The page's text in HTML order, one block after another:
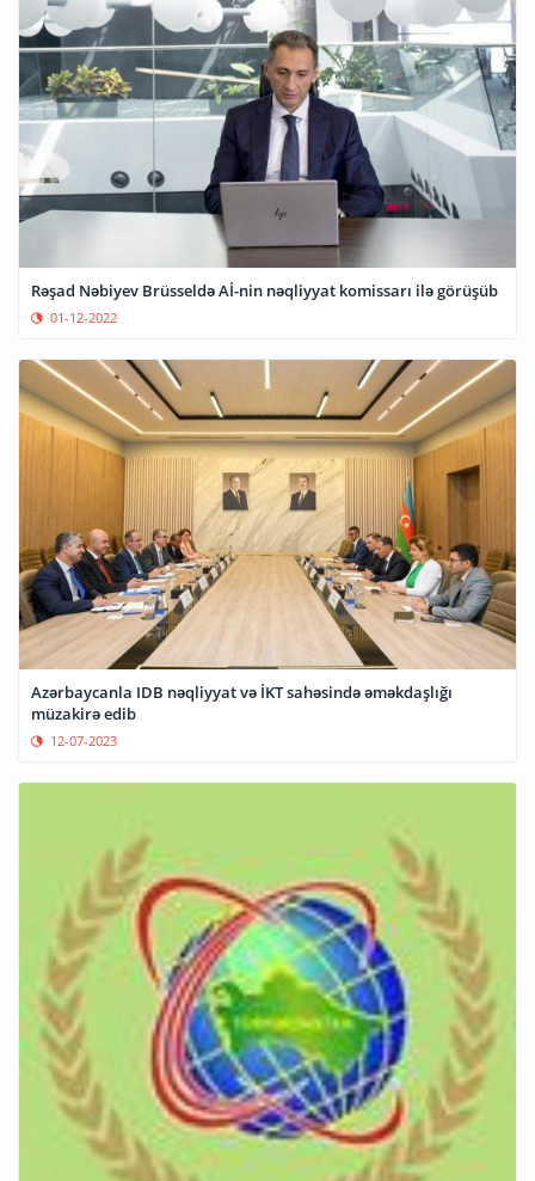
Rəşad Nəbiyev Brüsseldə Aİ-nin nəqliyyat komissarı ilə görüşüb
01-12-2022
Azərbaycanla IDB nəqliyyat və İKT sahəsində əməkdaşlığı
müzakirə edib
12-07-2023